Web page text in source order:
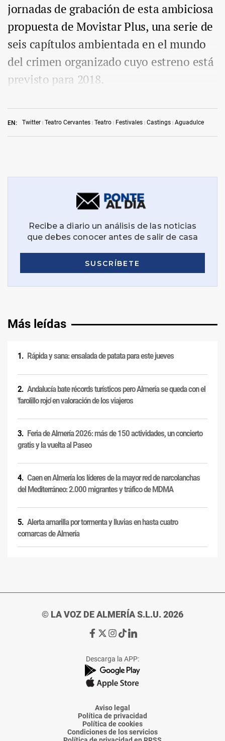
EN: Twitter Teatro Cervantes Teatro Festivales Castings Aguadulce
jornadas de grabación de esta ambiciosa
propuesta de Movistar Plus, una serie de
seis capítulos ambientada en el mundo
del crimen organizado cuyo estreno está
previsto para 2018.
Más leídas
Rápida y sana: ensalada de patata para este jueves
Andalucía bate récords turísticos pero Almería se queda con el
'farolillo rojo' en valoración de los viajeros
Feria de Almería 2026: más de 150 actividades, un concierto
gratis y la vuelta al Paseo
Caen en Almería los líderes de la mayor red de narcolanchas
del Mediterráneo: 2.000 migrantes y tráfico de MDMA
Alerta amarilla por tormenta y lluvias en hasta cuatro
comarcas de Almería
© LA VOZ DE ALMERÍA S.L.U. 2026
Ir
de
La
Voz
Almería
Ir
de
La
Voz
Almería
Ir
de
La
Voz
Almería
Ir
de
La
Voz
Almería
Ir
de
La
Voz
Descarga la APP:
Aviso legal
Política de privacidad
Política de cookies
Condiciones de los servicios